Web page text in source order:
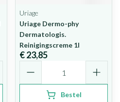
Uriage
Uriage Dermo-phy
Dermatologis.
Reinigingscreme 1l
€ 23,85
Bestel